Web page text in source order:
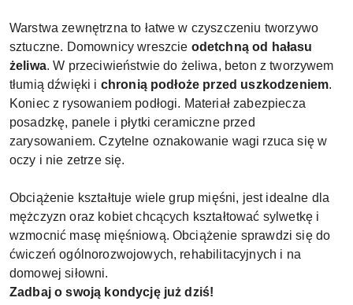
Warstwa zewnętrzna to łatwe w czyszczeniu tworzywo
sztuczne. Domownicy wreszcie odetchną od hałasu
żeliwa. W przeciwieństwie do żeliwa, beton z tworzywem
tłumią dźwięki i chronią podłoże przed uszkodzeniem.
Koniec z rysowaniem podłogi. Materiał zabezpiecza
posadzkę, panele i płytki ceramiczne przed
zarysowaniem. Czytelne oznakowanie wagi rzuca się w
oczy i nie zetrze się.
Obciążenie kształtuje wiele grup mięśni, jest idealne dla
mężczyzn oraz kobiet chcących kształtować sylwetkę i
wzmocnić masę mięśniową. Obciążenie sprawdzi się do
ćwiczeń ogólnorozwojowych, rehabilitacyjnych i na
domowej siłowni.
Zadbaj o swoją kondycję już dziś!